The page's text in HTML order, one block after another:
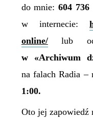
do mnie:604
w internecie:
online/lub
w «Archiwum
na falach Radia –
1:00.
Oto jej zapowiedź